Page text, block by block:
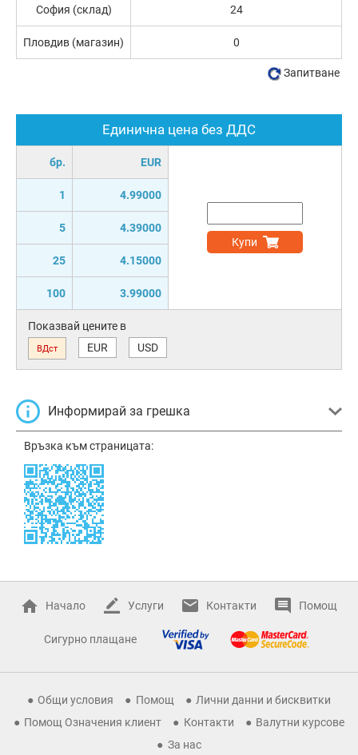
Единична цена без ДДС
бр. EUR
1 4.99000
5 4.39000
25 4.15000
100 3.99000
Купи
Показвай цените в
ВДст EUR USD
Информирай за грешка
Връзка към страницата:
София (склад) 24
Пловдив (магазин) 0
Запитване
Начало Услуги Контакти Помощ
Сигурно плащане
Общи условия Помощ
Лични данни и бисквитки
Помощ Означения клиент
Контакти
Валутни курсове
За нас